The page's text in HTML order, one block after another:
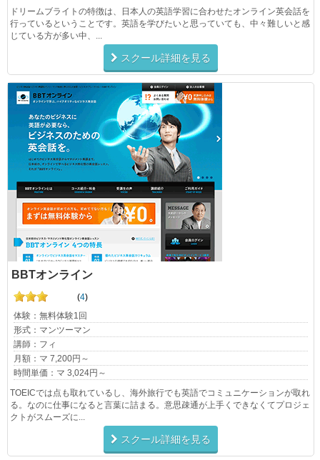
ドリームブライトの特徴は、日本人の英語学習に合わせたオンライン英会話を
行っているということです。英語を学びたいと思っていても、中々難しいと感
じている方が多い中、...
スクール詳細を見る
BBTオンライン
(4)
体験：無料体験1回
形式：マンツーマン
講師：フィ
月額：マ 7,200円～
時間単価：マ 3,024円～
TOEICでは点も取れているし、海外旅行でも英語でコミュニケーションが取れ
る。なのに仕事になると言葉に詰まる。意思疎通が上手くできなくてプロジェ
クトがスムーズに...
スクール詳細を見る